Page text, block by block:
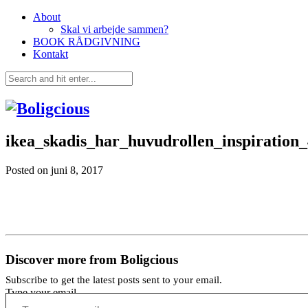
About
Skal vi arbejde sammen?
BOOK RÅDGIVNING
Kontakt
Posted on juni 8, 2017
Discover more from Boligcious
Subscribe to get the latest posts sent to your email.
Type your email…